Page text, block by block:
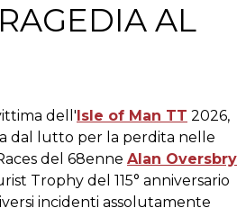
AL
dell'Isle of Man TT 2026,
dal lutto per la perdita nelle
del 68enne Alan Oversbry
Trophy del 115° anniversario
incidenti assolutamente